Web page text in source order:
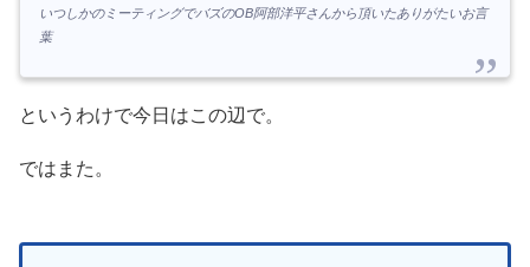
いつしかのミーティングでバズのOB阿部洋平さんから頂いたありがたいお言
葉
というわけで今日はこの辺で。
ではまた。